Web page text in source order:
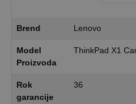
Brend Lenovo
Model
Proizvoda
ThinkPad X1
Rok
garancije
36